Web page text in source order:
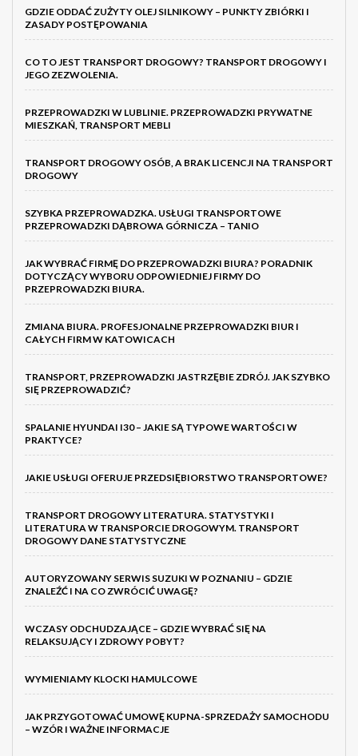
GDZIE ODDAĆ ZUŻYTY OLEJ SILNIKOWY – PUNKTY ZBIÓRKI I
ZASADY POSTĘPOWANIA
CO TO JEST TRANSPORT DROGOWY? TRANSPORT DROGOWY I
JEGO ZEZWOLENIA.
PRZEPROWADZKI W LUBLINIE. PRZEPROWADZKI PRYWATNE
MIESZKAŃ, TRANSPORT MEBLI
TRANSPORT DROGOWY OSÓB, A BRAK LICENCJI NA TRANSPORT
DROGOWY
SZYBKA PRZEPROWADZKA. USŁUGI TRANSPORTOWE
PRZEPROWADZKI DĄBROWA GÓRNICZA – TANIO
JAK WYBRAĆ FIRMĘ DO PRZEPROWADZKI BIURA? PORADNIK
DOTYCZĄCY WYBORU ODPOWIEDNIEJ FIRMY DO
PRZEPROWADZKI BIURA.
ZMIANA BIURA. PROFESJONALNE PRZEPROWADZKI BIUR I
CAŁYCH FIRM W KATOWICACH
TRANSPORT, PRZEPROWADZKI JASTRZĘBIE ZDRÓJ. JAK SZYBKO
SIĘ PRZEPROWADZIĆ?
SPALANIE HYUNDAI I30 – JAKIE SĄ TYPOWE WARTOŚCI W
PRAKTYCE?
JAKIE USŁUGI OFERUJE PRZEDSIĘBIORSTWO TRANSPORTOWE?
TRANSPORT DROGOWY LITERATURA. STATYSTYKI I
LITERATURA W TRANSPORCIE DROGOWYM. TRANSPORT
DROGOWY DANE STATYSTYCZNE
AUTORYZOWANY SERWIS SUZUKI W POZNANIU – GDZIE
ZNALEŹĆ I NA CO ZWRÓCIĆ UWAGĘ?
WCZASY ODCHUDZAJĄCE – GDZIE WYBRAĆ SIĘ NA
RELAKSUJĄCY I ZDROWY POBYT?
WYMIENIAMY KLOCKI HAMULCOWE
JAK PRZYGOTOWAĆ UMOWĘ KUPNA-SPRZEDAŻY SAMOCHODU
– WZÓR I WAŻNE INFORMACJE